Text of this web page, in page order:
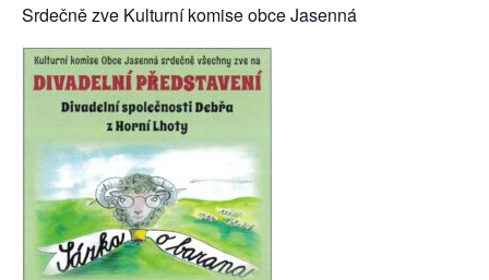
Srdečně zve Kulturní komise obce Jasenná